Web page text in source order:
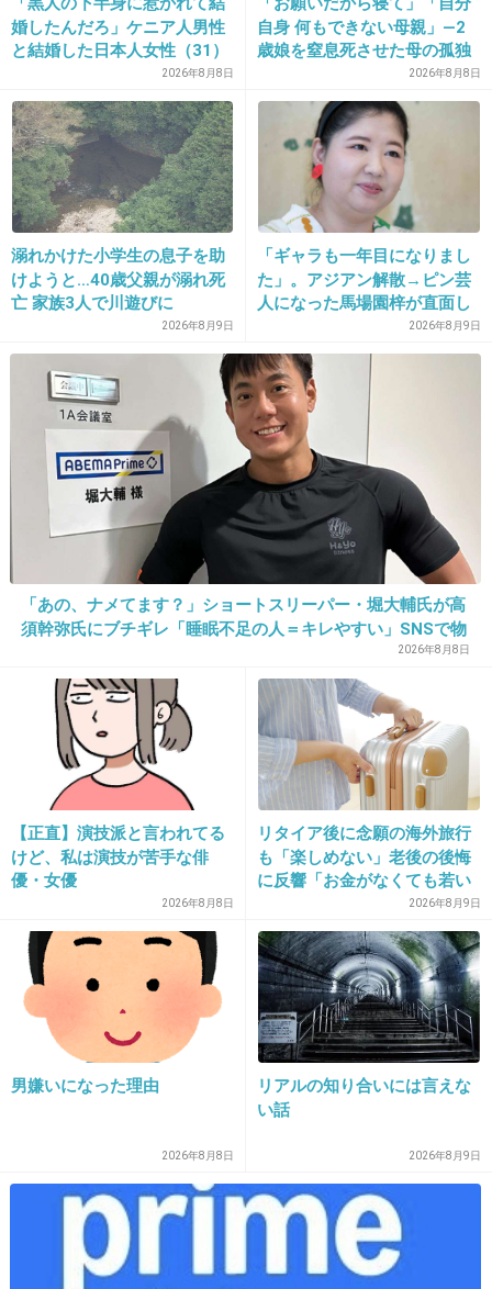
29. 匿名2018/12/28(金) 19:31:08
新型のＡクラスは何であんなに
ダサクなっちゃたんだ？！
+10
30. 匿名2018/12/28(金) 19:31:09
「お手頃価格のファミリーカー」を買ってくる
と思ってたら、1000万以上のベンツ買って帰っ
てきたらそら何でなん？？？ってなるわｗ
+659
2018/12/28(金) 19:31:17
僻みがちらほらいて笑える。可哀想な人達…
+29 -29
32. 匿名2018/12/28(金) 19:31:30
千鳥が売れてるのは
敏腕マネージャーのおかげなのに
浪費して大丈夫なのかね
+159 -34
2018/12/28(金) 19:31:48
儲かってないと買えないよね〜。素直にすご
い！ただぶつけてしまいそうだし、落ち着かな
いだろうからいらない!!
+269 -3
つまらないよね。
+19
婚したんだろ」ケニア人男性
と結婚した日本人女性（31）
に“誹謗中傷”殺到…本人が語
る、日本で感じる“外国人差
別”のリアル
2026年8月8日
自身 何もできない母親」―2
歳娘を窒息死させた母の孤独
「娘は『ママどうして』と」
限界の年子ワンオペ育児 法
廷での懺悔と声なきSOS
2026年8月8日
溺れかけた小学生の息子を助
けようと…40歳父親が溺れ死
亡 家族3人で川遊びに
2026年8月9日
「ギャラも一年目になりまし
た」。アジアン解散→ピン芸
人になった馬場園梓が直面し
た現実、そして携える芸人と
しての矜持
2026年8月9日
「あの、ナメてます？」ショートスリーパー・堀大輔氏が高
須幹弥氏にブチギレ「睡眠不足の人＝キレやすい」SNSで物
2026年8月8日
【正直】演技派と言われてる
けど、私は演技が苦手な俳
優・女優
2026年8月8日
リタイア後に念願の海外旅行
も「楽しめない」老後の後悔
に反響「お金がなくても若い
うちに？」50代以上の切実な
声
2026年8月9日
男嫌いになった理由
2026年8月8日
リアルの知り合いには言えな
い話
2026年8月9日